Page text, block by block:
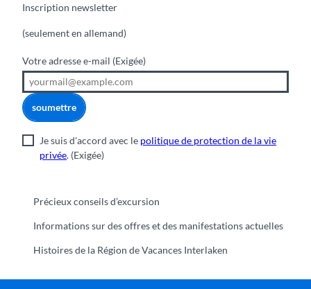
Inscription newsletter
(seulement en allemand)
Votre adresse e-mail (Exigée)
soumettre
Je suis d'accord avec le politique de protection de la vie
privée. (Exigée)
Précieux conseils d’excursion
Informations sur des offres et des manifestations actuelles
Histoires de la Région de Vacances Interlaken